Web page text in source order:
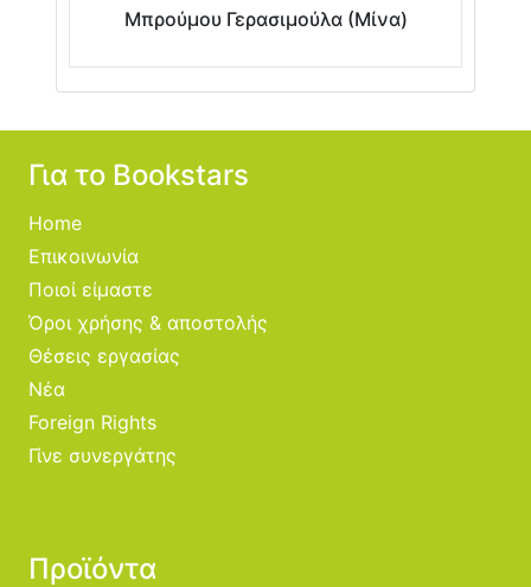
Μπρούμου Γερασιμούλα (Μίνα)
Για το Bookstars
Home
Επικοινωνία
Ποιοί είμαστε
Όροι χρήσης & αποστολής
Θέσεις εργασίας
Νέα
Foreign Rights
Γίνε συνεργάτης
Προϊόντα